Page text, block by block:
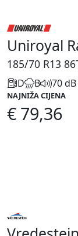
Uniroyal
185/70 R13
D B 70 dB
NAJNIŽA CIJENA
€ 79,36